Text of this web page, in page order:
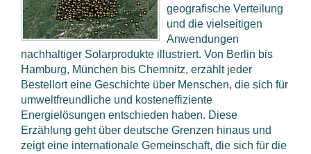
geografische Verteilung
und die vielseitigen
Anwendungen
nachhaltiger Solarprodukte illustriert. Von Berlin bis
Hamburg, München bis Chemnitz, erzählt jeder
Bestellort eine Geschichte über Menschen, die sich für
umweltfreundliche und kosteneffiziente
Energielösungen entschieden haben. Diese
Erzählung geht über deutsche Grenzen hinaus und
zeigt eine internationale Gemeinschaft, die sich für die